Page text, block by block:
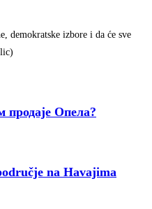
demokratske izbore i da će sve
Опела?
na Havajima